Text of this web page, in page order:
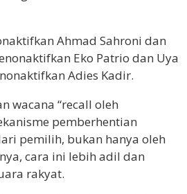
Ahmad Sahroni dan
Eko Patrio dan Uya
Adies Kadir.
wacana “recall oleh
pemberhentian
pemilih, bukan hanya oleh
cara ini lebih adil dan
rakyat.